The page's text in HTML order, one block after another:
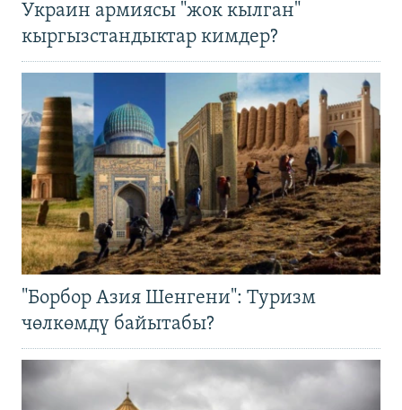
Украин армиясы "жок кылган"
кыргызстандыктар кимдер?
"Борбор Азия Шенгени": Туризм
чөлкөмдү байытабы?